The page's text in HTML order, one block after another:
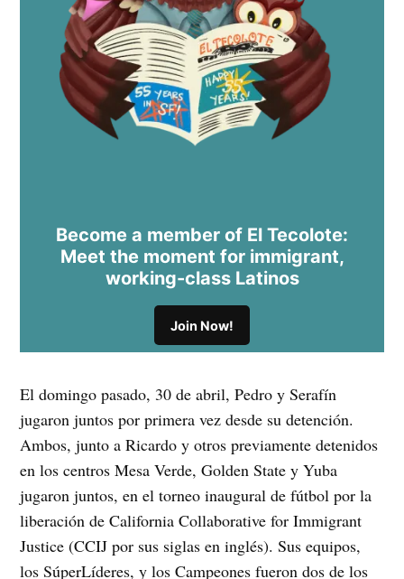
Become a member of El Tecolote:
Meet the moment for immigrant,
working-class Latinos
Join Now!
El domingo pasado, 30 de abril, Pedro y Serafín
jugaron juntos por primera vez desde su detención.
Ambos, junto a Ricardo y otros previamente detenidos
en los centros Mesa Verde, Golden State y Yuba
jugaron juntos, en el torneo inaugural de fútbol por la
liberación de California Collaborative for Immigrant
Justice (CCIJ por sus siglas en inglés). Sus equipos,
los SúperLíderes, y los Campeones fueron dos de los